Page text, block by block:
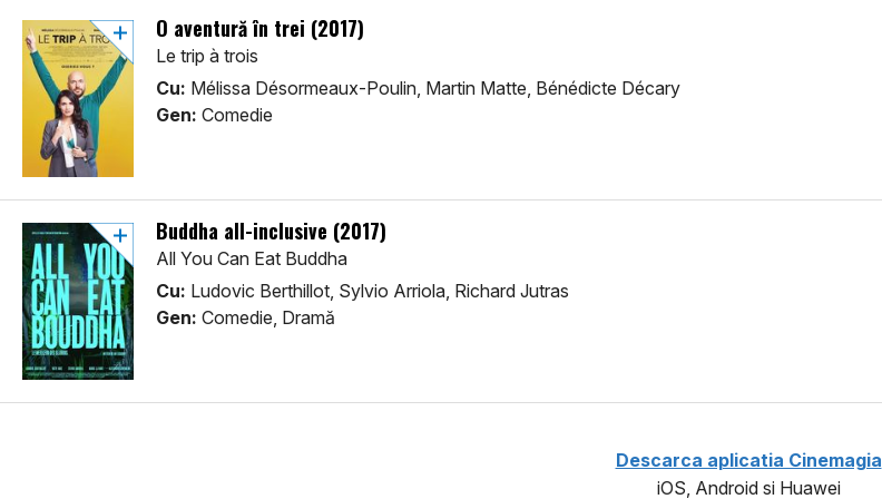
O aventură în trei (2017)
Le trip à trois
Cu: Mélissa Désormeaux-Poulin, Martin Matte, Bénédicte Décary
Gen: Comedie
Buddha all-inclusive (2017)
All You Can Eat Buddha
Cu: Ludovic Berthillot, Sylvio Arriola, Richard Jutras
Gen: Comedie, Dramă
Descarca aplicatia Cinemagia
iOS, Android si Huawei